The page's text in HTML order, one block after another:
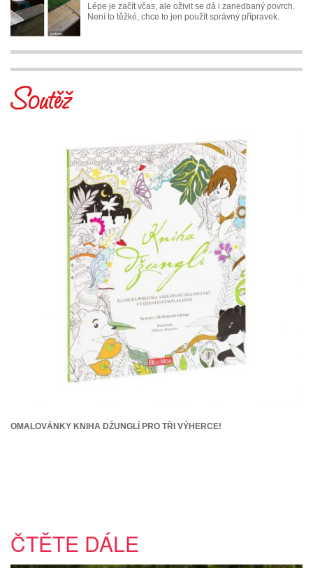
Lépe je začít včas, ale oživit se dá i zanedbaný povrch.
Není to těžké, chce to jen použít správný přípravek.
OMALOVÁNKY KNIHA DŽUNGLÍ PRO TŘI VÝHERCE!
ČTĚTE DÁLE